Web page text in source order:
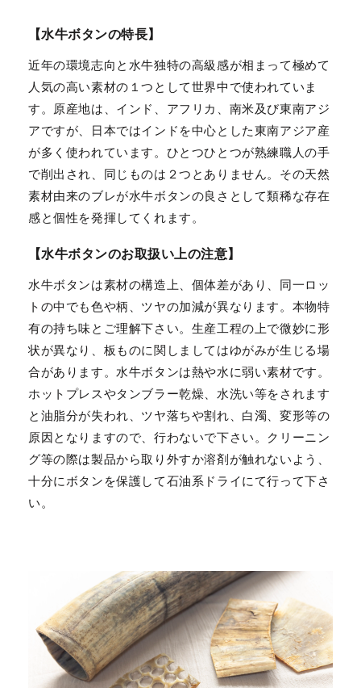
【水牛ボタンの特長】
近年の環境志向と水牛独特の高級感が相まって極めて
人気の高い素材の１つとして世界中で使われていま
す。原産地は、インド、アフリカ、南米及び東南アジ
アですが、日本ではインドを中心とした東南アジア産
が多く使われています。ひとつひとつが熟練職人の手
で削出され、同じものは２つとありません。その天然
素材由来のブレが水牛ボタンの良さとして類稀な存在
感と個性を発揮してくれます。
【水牛ボタンのお取扱い上の注意】
水牛ボタンは素材の構造上、個体差があり、同一ロッ
トの中でも色や柄、ツヤの加減が異なります。本物特
有の持ち味とご理解下さい。生産工程の上で微妙に形
状が異なり、板ものに関しましてはゆがみが生じる場
合があります。水牛ボタンは熱や水に弱い素材です。
ホットプレスやタンブラー乾燥、水洗い等をされます
と油脂分が失われ、ツヤ落ちや割れ、白濁、変形等の
原因となりますので、行わないで下さい。クリーニン
グ等の際は製品から取り外すか溶剤が触れないよう、
十分にボタンを保護して石油系ドライにて行って下さ
い。